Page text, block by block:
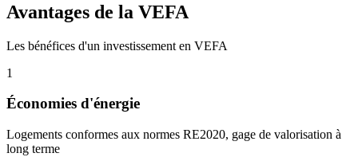
Avantages de la VEFA
Les bénéfices d'un investissement en VEFA
1
Économies d'énergie
Logements conformes aux normes RE2020, gage de valorisation à
long terme